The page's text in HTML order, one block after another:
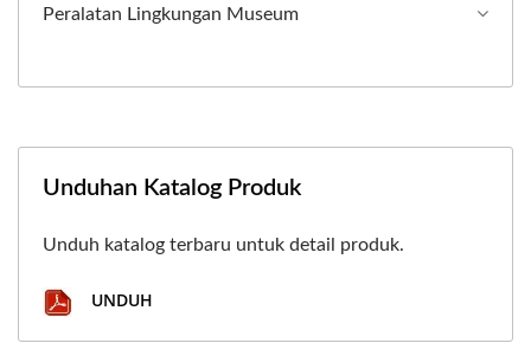
Peralatan Lingkungan Museum
Unduhan Katalog Produk
Unduh katalog terbaru untuk detail produk.
UNDUH